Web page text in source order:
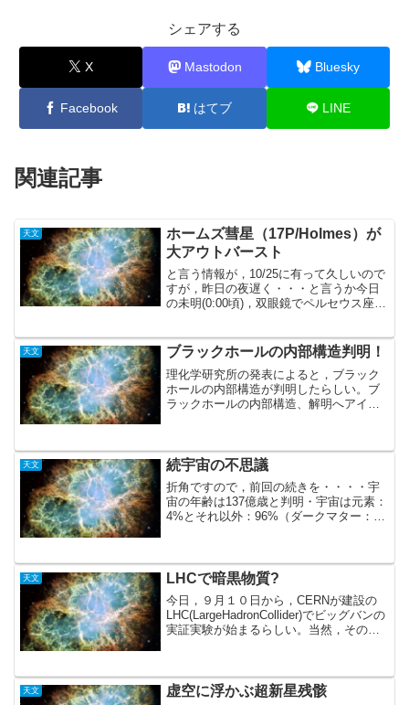
シェアする
X Mastodon Bluesky
Facebook はてブ LINE
関連記事
天文
ホームズ彗星（17P/Holmes）が
大アウトバースト
と言う情報が，10/25に有って久しいので
すが，昨日の夜遅く・・・と言うか今日
の未明(0:00頃)，双眼鏡でペルセウス座の
るんですねぇ・・・感激！→ ホームズ
彗星（17...
天文 ブラックホールの内部構造判明！
理化学研究所の発表によると，ブラック
ホールの内部構造が判明したらしい。ブ
ラックホールの内部構造、解明へアイン
う，こうなると哲学めいて...
天文 続宇宙の不思議
折角ですので，前回の続きを・・・・宇
宙の年齢は137億歳と判明・宇宙は元素：
4%とそれ以外：96%（ダークマター：
ーがビッグバンを引き起こした？・今年4
月にてんびん...
天文 LHCで暗黒物質?
今日，９月１０日から，CERNが建設の
LHC(LargeHadronCollider)でビッグバンの
実証実験が始まるらしい。当然，その結
天文 虚空に浮かぶ超新星残骸